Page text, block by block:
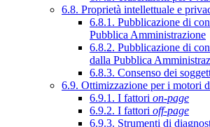
6.8. Proprietà intellettuale e
6.8.1. Pubblicazione di
Pubblica Amministrazione
6.8.2. Pubblicazione di
dalla Pubblica
6.8.3. Consenso dei
6.9. Ottimizzazione per i motori
6.9.1. I fattori on-page
6.9.2. I fattori off-page
6.9.3. Strumenti di